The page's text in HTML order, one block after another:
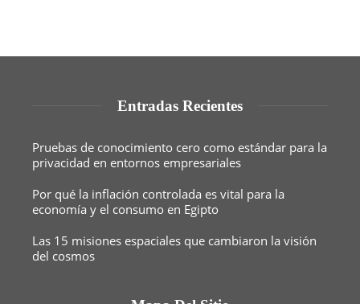
Entradas Recientes
Pruebas de conocimiento cero como estándar para la
privacidad en entornos empresariales
Por qué la inflación controlada es vital para la
economía y el consumo en Egipto
Las 15 misiones espaciales que cambiaron la visión
del cosmos